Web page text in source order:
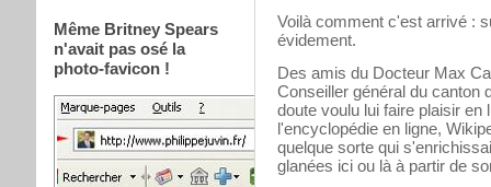
Même Britney Spears
n'avait pas osé la
photo-favicon !
Voilà comment c'est arrivé :
évidement.
Des amis du Docteur Max
Conseiller général du canton
doute voulu lui faire plaisir
l'encyclopédie en ligne,
quelque sorte qui
glanées ici ou là à partir de